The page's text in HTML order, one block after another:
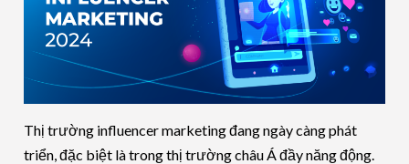
Thị trường influencer marketing đang ngày càng phát
triển, đặc biệt là trong thị trường châu Á đầy năng động.